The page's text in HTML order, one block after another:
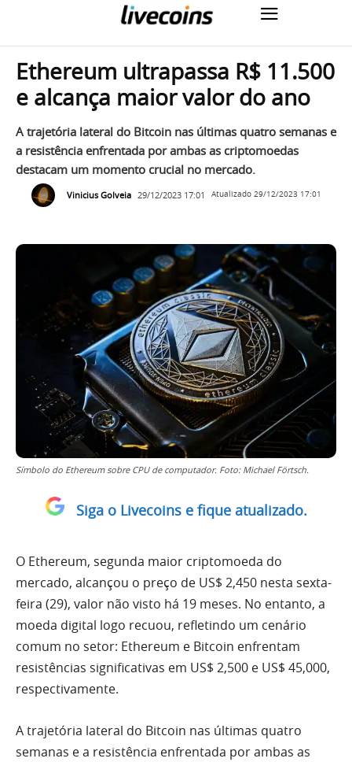
Ethereum ultrapassa R$ 11.500
e alcança maior valor do ano
A trajetória lateral do Bitcoin nas últimas quatro semanas e
a resistência enfrentada por ambas as criptomoedas
destacam um momento crucial no mercado.
Vinicius Golveia 29/12/2023 17:01 Atualizado 29/12/2023 17:01
Símbolo do Ethereum sobre CPU de computador. Foto: Michael Förtsch.
Siga o Livecoins e fique atualizado.
O Ethereum, segunda maior criptomoeda do
mercado, alcançou o preço de US$ 2,450 nesta sexta-
feira (29), valor não visto há 19 meses. No entanto, a
moeda digital logo recuou, refletindo um cenário
comum no setor: Ethereum e Bitcoin enfrentam
resistências significativas em US$ 2,500 e US$ 45,000,
respectivamente.
A trajetória lateral do Bitcoin nas últimas quatro
semanas e a resistência enfrentada por ambas as